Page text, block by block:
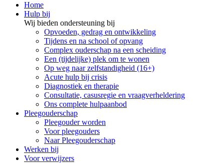
Home
Hulp bij
Wij bieden ondersteuning bij
Opvoeden, gedrag en ontwikkeling
Tijdens en na school of opvang
Complex ouderschap na een scheiding
Een (tijdelijke) plek om te wonen
Op weg naar zelfstandigheid (16+)
Acute hulp bij crisis
Diagnostiek en therapie
Consultatie, casusregie en vraagverheldering
Ons complete hulpaanbod
Pleegouderschap
Pleegouder worden
Voor pleegouders
Naar Pleegouderschap
Werken bij
Voor verwijzers